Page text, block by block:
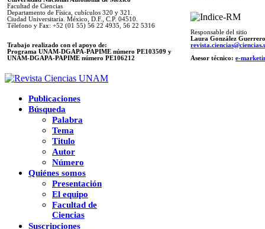
Facultad de Ciencias
Departamento de Física, cubículos 320 y 321.
Ciudad Universitaria. México, D.F., C.P. 04510.
Télefono y Fax: +52 (01 55) 56 22 4935, 56 22 5316
Trabajo realizado con el apoyo de:
Programa UNAM-DGAPA-PAPIME número PE103509 y
UNAM-DGAPA-PAPIME número PE106212
Responsable del sitio
Laura González Guerrero
Asesor técnico: e-
Publicaciones
Búsqueda
Palabra
Tema
Titulo
Autor
Número
Quiénes somos
Presentación
El equipo
Facultad de
Ciencias
Suscripciones